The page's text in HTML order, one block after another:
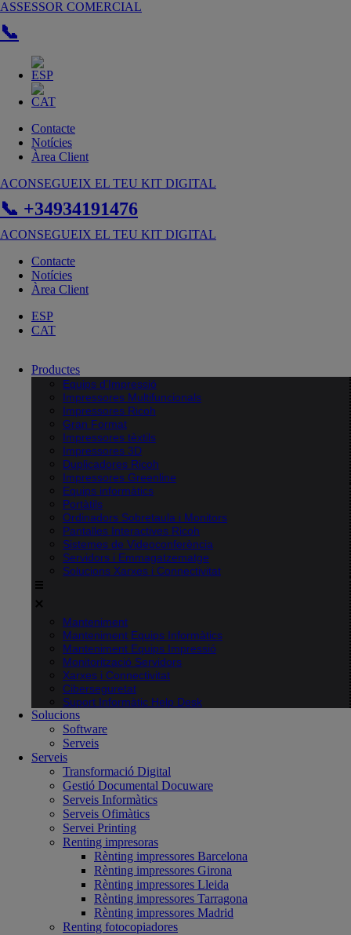
Vés
contingut
ASSESSOR COMERCIAL
📞
Contacte
Notícies
Àrea Client
ACONSEGUEIX EL TEU KIT DIGITAL
📞 +34934191476
ACONSEGUEIX EL TEU KIT DIGITAL
Contacte
Notícies
Àrea Client
ESP
CAT
Productes
Equips d’Impressió
Impressores Multifuncionals
Impressores Ricoh
Gran Format
Impressores tèxtils
Impressores 3D
Duplicadores Ricoh
Impressores Greenline
Equips informàtics
Portàtils
Ordinadors Sobretaula i Monitors
Pantalles Interactives Ricoh
Sistemes de Videoconferència
Servidors i Emmagatzematge
Solucions Xarxes i Connectivitat
Manteniment
Manteniment Equips Informàtics
Manteniment Equips Impressió
Monitorització Servidors
Xarxes i Connectivitat
Ciberseguretat
Suport Informàtic Help Desk
Solucions
Software
Serveis
Serveis
Transformació Digital
Gestió Documental Docuware
Serveis Informàtics
Serveis Ofimàtics
Servei Printing
Renting impresoras
Rènting impressores Barcelona
Rènting impressores Girona
Rènting impressores Lleida
Rènting impressores Tarragona
Rènting impressores Madrid
Renting fotocopiadores